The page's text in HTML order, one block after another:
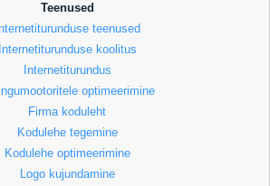
Teenused
teenused
Internetiturunduse koolitus
Internetiturundus
optimeerimine
Firma koduleht
Kodulehe tegemine
Kodulehe optimeerimine
Logo kujundamine